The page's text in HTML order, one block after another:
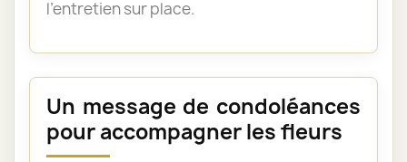
l’entretien sur place.
Un message de condoléances
pour accompagner les fleurs